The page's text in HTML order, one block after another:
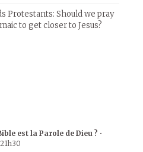
Protestants: Should we pray
to get closer to Jesus?
est la Parole de Dieu ? •
21h30